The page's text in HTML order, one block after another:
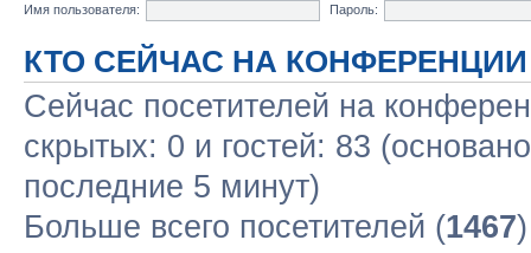
Имя пользователя:
Пароль:
КТО СЕЙЧАС НА КОНФЕРЕНЦИИ
Сейчас посетителей на
скрытых: 0 и гостей: 83
последние 5 минут)
Больше всего посетителей (1467